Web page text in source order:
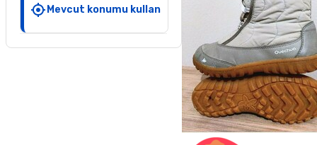
Mevcut konumu kullan